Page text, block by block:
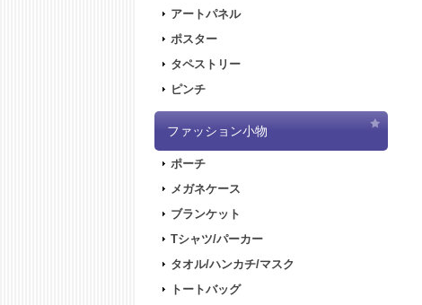
アートパネル
ポスター
タペストリー
ピンチ
ファッション小物
ポーチ
メガネケース
ブランケット
Tシャツ/パーカー
タオル/ハンカチ/マスク
トートバッグ